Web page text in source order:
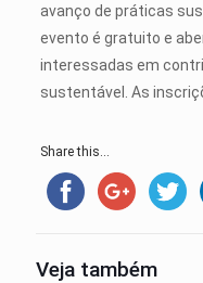
avanço de práticas
evento é gratuito e
interessadas em
sustentável. As
Share this...
Veja também